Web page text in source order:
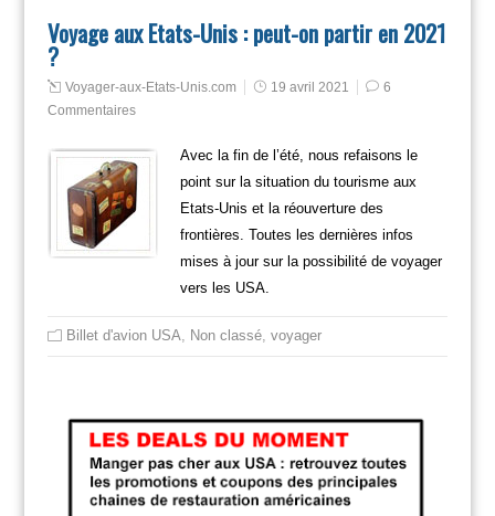
Voyage aux Etats-Unis : peut-on partir en 2021
?
Voyager-aux-Etats-Unis.com 19 avril 2021
6
Commentaires
Avec la fin de l’été, nous refaisons le
point sur la situation du tourisme aux
Etats-Unis et la réouverture des
frontières. Toutes les dernières infos
mises à jour sur la possibilité de voyager
vers les USA.
Billet d'avion USA Non classé, voyager